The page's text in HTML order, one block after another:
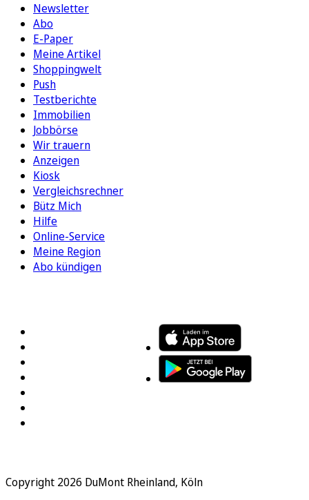
Newsletter
Abo
E-Paper
Meine Artikel
Shoppingwelt
Push
Testberichte
Immobilien
Jobbörse
Wir trauern
Anzeigen
Kiosk
Vergleichsrechner
Bütz Mich
Hilfe
Online-Service
Meine Region
Abo kündigen
Copyright 2026 DuMont Rheinland, Köln